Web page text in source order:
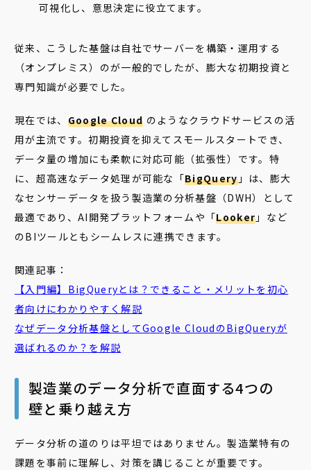
可視化し、意思決定に役立てます。
従来、こうした基盤は自社でサーバーを構築・運用する
（オンプレミス）のが一般的でしたが、膨大な初期投資と
専門知識が必要でした。
現在では、 Google Cloud のようなクラウドサービスの活
用が主流です。初期投資を抑えてスモールスタートでき、
データ量の増加にも柔軟に対応可能（拡張性）です。特
に、超高速なデータ処理が可能な「BigQuery」は、膨大
なセンサーデータを扱う製造業の分析基盤（DWH）として
最適であり、AI開発プラットフォームや「Looker 」など
のBIツールともシームレスに連携できます。
関連記事：
【入門編】BigQueryとは？できること・メリットを初心
者向けにわかりやすく解説
なぜデータ分析基盤としてGoogle CloudのBigQueryが
選ばれるのか？を解説
製造業のデータ分析で直面する4つの
壁と乗り越え方
データ分析の道のりは平坦ではありません。製造業特有の
課題を事前に理解し、対策を講じることが重要です。